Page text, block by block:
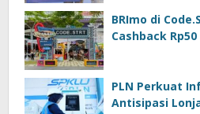
BRImo di
Cashback
PLN Perkuat
Antisipasi